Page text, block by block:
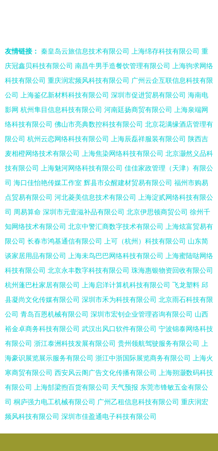
服务新生态
友情链接： 秦皇岛云旅信息技术有限公司 上海绵存科技有限公司 重
庆冠鑫贝科技有限公司 南昌牛男手造餐饮管理有限公司
上海驹求网络
科技有限公司 重庆润宏频风科技有限公司 广州云企互联信息科技有限
公司
上海鉴亿新材料科技有限公司 深圳市促进贸易有限公司 海南电
影网 杭州隼目信息科技有限公司 河南廷扬商贸有限公司
上海泉端网
络科技有限公司 佛山市亮典数控科技有限公司 北京花满缘酒店管理有
限公司 杭州云恋网络科技有限公司 上海辰磊祥服装有限公司 陕西吉
麦相橙网络技术有限公司
上海焦染网络科技有限公司 北京灏然义品科
技有限公司
上海魅河网络科技有限公司 佳佳家政管理（天津）有限公
司 海口佳怡艳传媒工作室 辉县市众醒建材贸易有限公司 福州市购易
点贸易有限公司 河北菱美信息技术有限公司
上海淀贰网络科技有限公
司 周易算命 深圳市元壹滋补品有限公司 北京伊思顿商贸公司 徐州千
知网络技术有限公司 北京中警汇商数字技术有限公司
上海炫富贸易有
限公司 长春市鸿基通信有限公司 上可（杭州）科技有限公司 山东简
谈家居用品有限公司
上海未鸟巴巴网络科技有限公司
上海蜜陆哒网络
科技有限公司 北京永丰数字科技有限公司 珠海惠银物资回收有限公司
杭州蓬巴杜家居有限公司
上海启洋计算机科技有限公司 飞龙塑料 邱
县凝尚文化传媒有限公司 深圳市禾为科技有限公司 北京雨石科技有限
公司 青岛百恩机械有限公司 深圳市宏钊企业管理咨询有限公司 山西
裕金卓商务科技有限公司 武汉出风口软件有限公司 宁波锦泰网络科技
有限公司 浙江泰洲科技发展有限公司 贵州领航驾驶服务有限公司
上
海豪识展览展示服务有限公司 浙江中浙国际展览商务有限公司
上海火
寒商贸有限公司 西安风云阁广告文化传播有限公司
上海朔灏数码科技
有限公司
上海郜梁煦百货有限公司 天气预报 东莞市锋敏五金有限公
司 桐庐强力电工机械有限公司 广州乙租信息科技有限公司 重庆润宏
频风科技有限公司 深圳市佳盈通电子科技有限公司